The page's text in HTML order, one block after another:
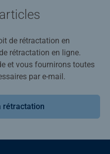
de rétractation en
rétractation en ligne.
et vous fournirons toutes
par e-mail.
rétractation